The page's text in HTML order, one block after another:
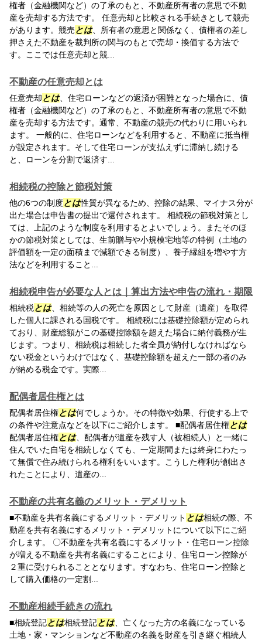
権者（金融機関など）の了承のもと、不動産所有者の意思で不動
産を売却する方法です。 任意売却と比較される手続きとして競売
があります。競売とは、所有者の意思と関係なく、債権者の差し
押さえた不動産を裁判所の関与のもとで売却・換価する方法で
す。ここでは任意売却と競...
不動産の任意売却とは
任意売却とは、住宅ローンなどの返済が困難となった場合に、債
権者（金融機関など）の了承のもと、不動産所有者の意思で不動
産を売却する方法です。通常、不動産の競売の代わりに用いられ
ます。 一般的に、住宅ローンなどを利用すると、不動産に抵当権
が設定されます。そして住宅ローンが支払えずに滞納し続ける
と、ローンを分割で返済す...
相続税の控除と節税対策
他の6つの制度とは性質が異なるため、控除の結果、マイナス分が
出た場合は申告書の提出で還付されます。 相続税の節税対策とし
ては、上記のような制度を利用するとよいでしょう。またそのほ
かの節税対策としては、生前贈与や小規模宅地等の特例（土地の
評価額を一定の面積まで減額できる制度）、養子縁組を増やす方
法などを利用すること...
相続税申告が必要な人とは｜算出方法や申告の流れ・期限
相続税とは、相続等の人の死亡を原因として財産（遺産）を取得
した個人に課される国税です。 相続税には基礎控除額が定められ
ており、財産総額がこの基礎控除額を超えた場合に納付義務が生
じます。つまり、相続税は相続した者全員が納付しなければなら
ない税金というわけではなく、基礎控除額を超えた一部の者のみ
が納める税金です。実際...
配偶者居住権とは
配偶者居住権とは何でしょうか。その特徴や効果、行使する上で
の条件や注意点などを以下にご紹介します。 ■配偶者居住権とは
配偶者居住権とは、配偶者が遺産を残す人（被相続人）と一緒に
住んでいた自宅を相続しなくても、一定期間または終身にわたっ
て無償で住み続けられる権利をいいます。こうした権利が創出さ
れたことにより、遺産の...
不動産の共有名義のメリット・デメリット
■不動産を共有名義にするメリット・デメリット とは相続の際、不
動産を共有名義にするメリット・デメリットについて以下にご紹
介します。 〇不動産を共有名義にするメリット・住宅ローン控除
が増える不動産を共有名義にすることにより、住宅ローン控除が
２重に受けられることとなります。すなわち、住宅ローン控除と
して購入価格の一定割...
不動産相続手続きの流れ
■相続登記とは相続登記とは、亡くなった方の名義になっている
土地・家・マンションなど不動産の名義を財産を引き継ぐ相続人